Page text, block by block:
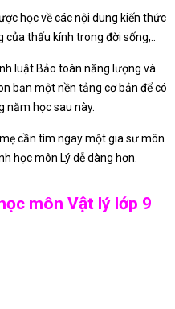
học về các nội dung kiến thức
của thấu kính trong đời sống,..
luật Bảo toàn năng lượng và
bạn một nền tảng cơ bản để có
năm học sau này.
cần tìm ngay một gia sư môn
học môn Lý dễ dàng hơn.
môn Vật lý lớp 9